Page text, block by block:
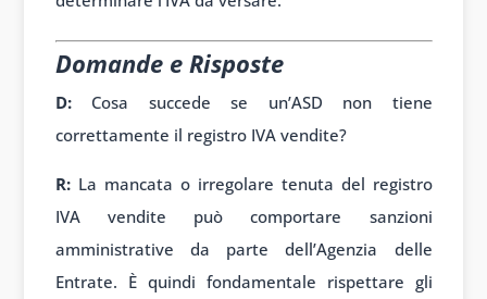
Domande e Risposte
D:Cosa succede se un’ASD non tiene
correttamente il registro IVA vendite?
R:La mancata o irregolare tenuta del registro
IVA vendite può comportare sanzioni
amministrative da parte dell’Agenzia delle
Entrate. È quindi fondamentale rispettare gli